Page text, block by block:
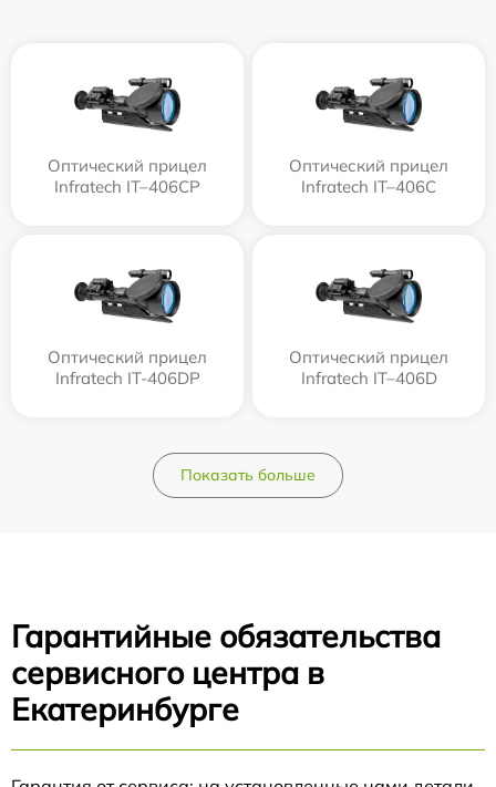
Оптический прицел
Infratech IT–406СP
Оптический прицел
Infratech IT–406С
Оптический прицел
Infratech IT-406DP
Оптический прицел
Infratech IT–406D
Показать больше
Гарантийные обязательства
сервисного центра в
Екатеринбурге